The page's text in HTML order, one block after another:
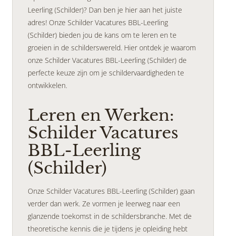
Leerling (Schilder)? Dan ben je hier aan het juiste
adres! Onze Schilder Vacatures BBL-Leerling
(Schilder) bieden jou de kans om te leren en te
groeien in de schilderswereld. Hier ontdek je waarom
onze Schilder Vacatures BBL-Leerling (Schilder) de
perfecte keuze zijn om je schildervaardigheden te
ontwikkelen.
Leren en Werken:
Schilder Vacatures
BBL-Leerling
(Schilder)
Onze Schilder Vacatures BBL-Leerling (Schilder) gaan
verder dan werk. Ze vormen je leerweg naar een
glanzende toekomst in de schildersbranche. Met de
theoretische kennis die je tijdens je opleiding hebt